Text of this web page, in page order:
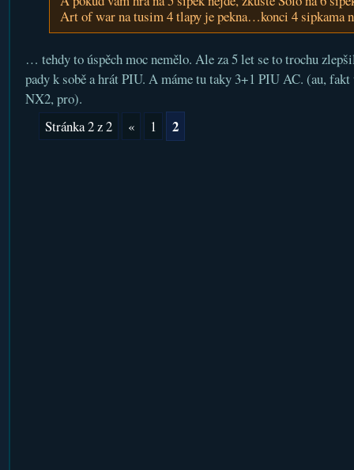
Art of war na tusim 4 tlapy je pekna…konci 4 sipkama
… tehdy to úspěch moc nemělo. Ale za 5 let se to trochu
pady k sobě a hrát PIU. A máme tu taky 3+1 PIU AC. (au,
NX2, pro).
Stránka 2 z 2
« 1 2